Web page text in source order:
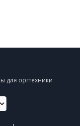
для оргтехники